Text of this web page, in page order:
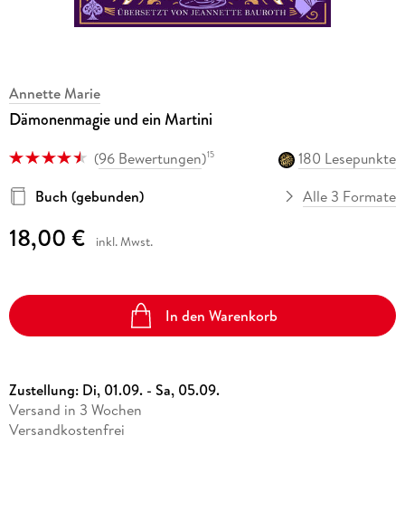
Annette Marie
Dämonenmagie und ein Martini
(96 Bewertungen)15
180 Lesepunkte
Buch (gebunden)
Alle 3 Formate
18,00 € inkl. Mwst.
In den Warenkorb
Zustellung: Di, 01.09. - Sa, 05.09.
Versand in 3 Wochen
Versandkostenfrei